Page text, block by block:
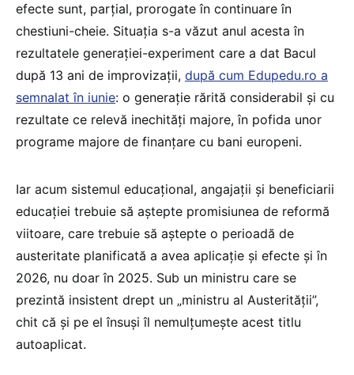
efecte sunt, parțial, prorogate în continuare în
chestiuni-cheie. Situația s-a văzut anul acesta în
rezultatele generației-experiment care a dat Bacul
după 13 ani de improvizații, după cum Edupedu.ro a
semnalat în iunie: o generație rărită considerabil și cu
rezultate ce relevă inechități majore, în pofida unor
programe majore de finanțare cu bani europeni.
Iar acum sistemul educațional, angajații și beneficiarii
educației trebuie să aștepte promisiunea de reformă
viitoare, care trebuie să aștepte o perioadă de
austeritate planificată a avea aplicație și efecte și în
2026, nu doar în 2025. Sub un ministru care se
prezintă insistent drept un „ministru al Austerității”,
chit că și pe el însuși îl nemulțumește acest titlu
autoaplicat.